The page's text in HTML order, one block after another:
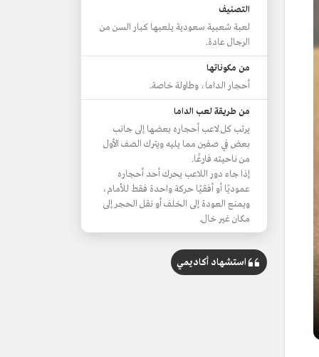
التصنيف
لعبة شعبية سعودية يلعبها كبار السن من
الرجال عادة.
من مكوناتها
أحجار الداما، وطاولة خاصة.
من طريقة لعب الداما
يرتب كل لاعب أحجاره بعضها إلى جانب
بعض في صفين مما يليه ويترك الصف الأول
من ناحيته فارغًا.
إذا جاء دور اللاعب يحرك أحد أحجاره
عموديًا أو أفقيًا حركة واحدة فقط للأمام،
ويمنع العودة إلى الخلف أو نقل الحجر إلى
مكان غير خال.
استشهاد أكاديمي